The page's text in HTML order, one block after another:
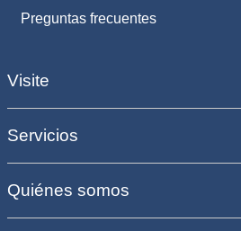
Preguntas frecuentes
Visite
Servicios
Quiénes somos